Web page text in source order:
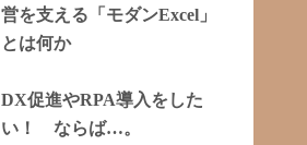
営を支える「モダンExcel」
とは何か
DX促進やRPA導入をした
い！ ならば…。